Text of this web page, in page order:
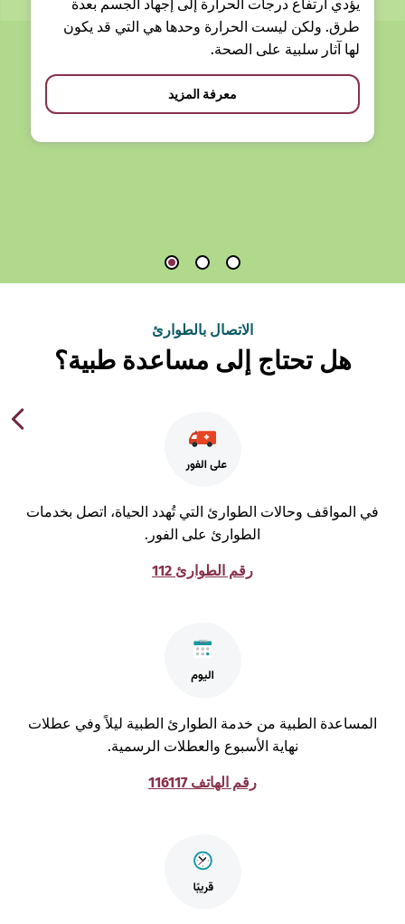
يؤدي ارتفاع درجات الحرارة إلى إجهاد الجسم بعدة
طرق. ولكن ليست الحرارة وحدها هي التي قد يكون
لها آثار سلبية على الصحة.
معرفة المزيد
الاتصال بالطوارئ
هل تحتاج إلى مساعدة طبية؟
المواقف وحالات الطوارئ التي تُهدد الحياة، اتصل بخدمات
الطوارئ على الفور.
رقم الطوارئ 112
الطبية من خدمة الطوارئ الطبية ليلاً وفي عطلات
نهاية الأسبوع والعطلات الرسمية.
رقم الهاتف 116117